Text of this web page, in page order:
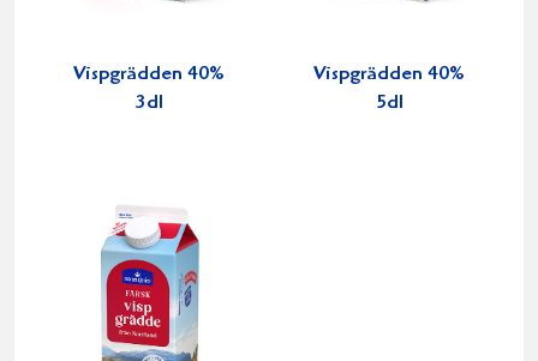
Vispgrädden 40%
3dl
Vispgrädden 40%
5dl